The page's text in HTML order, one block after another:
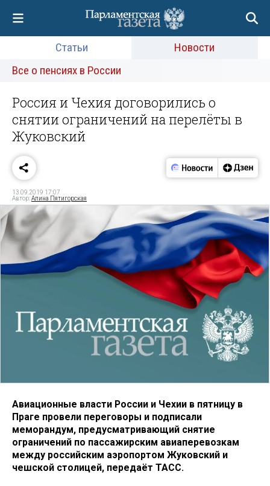
Статьи
Новости
Все о пенсиях в России
Россия и Чехия договорились о
снятии ограничений на перелёты в
Жуковский
13.09.2019 17:07
Автор:Алина Пятигорская
Авиационные власти России и Чехии в пятницу в
Праге провели переговоры и подписали
меморандум, предусматривающий снятие
ограничений по пассажирским авиаперевозкам
между российским аэропортом Жуковский и
чешской столицей, передаёт ТАСС.